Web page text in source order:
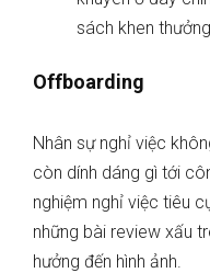
sách khen
Offboarding
Nhân sự nghỉ việc
còn dính dáng gì tới
nghiệm nghỉ việc tiêu
những bài review xấu
hưởng đến hình ảnh.